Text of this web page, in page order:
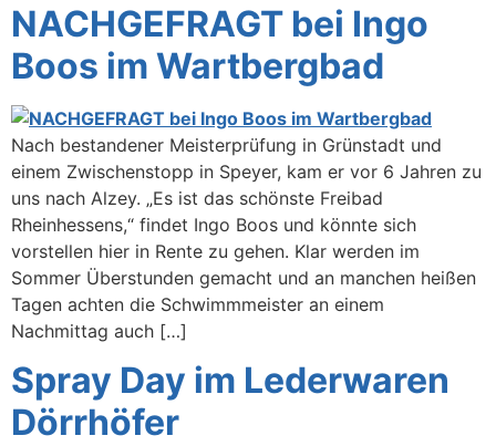
NACHGEFRAGT bei Ingo
Boos im Wartbergbad
Nach bestandener Meisterprüfung in Grünstadt und
einem Zwischenstopp in Speyer, kam er vor 6 Jahren zu
uns nach Alzey. „Es ist das schönste Freibad
Rheinhessens,“ findet Ingo Boos und könnte sich
vorstellen hier in Rente zu gehen. Klar werden im
Sommer Überstunden gemacht und an manchen heißen
Tagen achten die Schwimmmeister an einem
Nachmittag auch […]
Spray Day im Lederwaren
Dörrhöfer